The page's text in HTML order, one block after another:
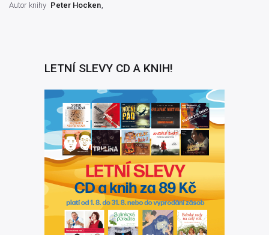
Autor knihy Peter Hocken
LETNÍ SLEVY CD A KNIH!